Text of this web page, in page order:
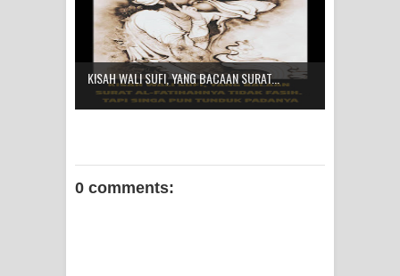
KISAH WALI SUFI, YANG BACAAN SURAT...
0 comments: